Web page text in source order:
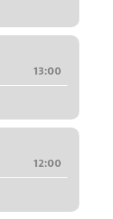
13:00
12:00